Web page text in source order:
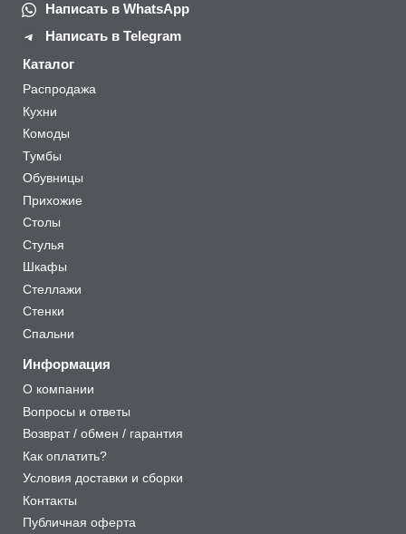
Написать в WhatsApp
Написать в Telegram
Каталог
Распродажа
Кухни
Комоды
Тумбы
Обувницы
Прихожие
Столы
Стулья
Шкафы
Стеллажи
Стенки
Спальни
Информация
О компании
Вопросы и ответы
Возврат / обмен / гарантия
Как оплатить?
Условия доставки и сборки
Контакты
Публичная оферта